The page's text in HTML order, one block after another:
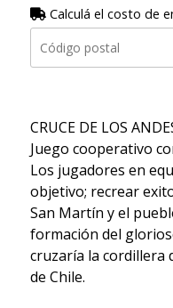
Calculá el costo de
CRUCE DE LOS
Juego cooperativo
Los jugadores en
objetivo; recrear
San Martín y el
formación del
cruzaría la cordillera
de Chile.